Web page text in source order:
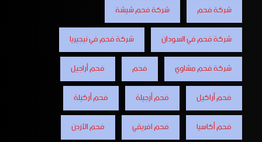
شركة فحم
شركة فحم شيشة
شركة فحم في السودان
شركة فحم في نيجيريا
شركة فحم مشاوي
فحم
فحم أراجيل
فحم أراكيل
فحم أرجيلة
فحم أركيلة
فحم أكاسيا
فحم افريقي
فحم الأردن